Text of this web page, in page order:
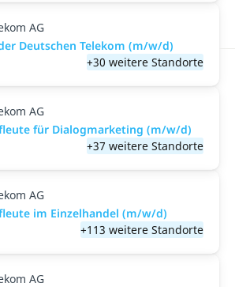
AG
Deutschen Telekom (m/w/d)
+30 weitere Standorte
AG
für Dialogmarketing (m/w/d)
+37 weitere Standorte
AG
im Einzelhandel (m/w/d)
+113 weitere Standorte
AG